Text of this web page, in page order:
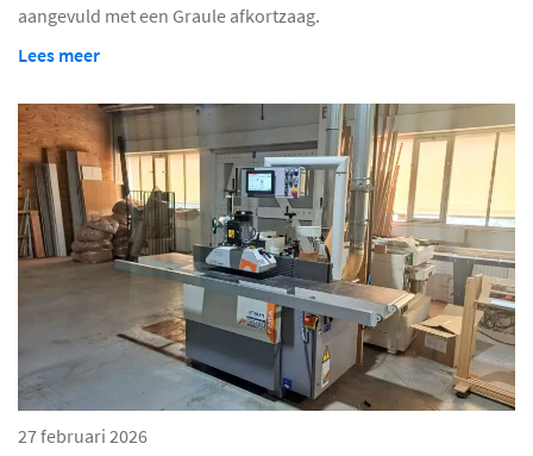
aangevuld met een Graule afkortzaag.
Lees meer
27 februari 2026